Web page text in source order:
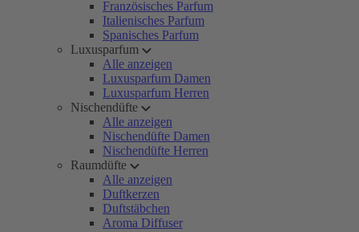
Französisches Parfum
Italienisches Parfum
Spanisches Parfum
Luxusparfum
Alle anzeigen
Luxusparfum Damen
Luxusparfum Herren
Nischendüfte
Alle anzeigen
Nischendüfte Damen
Nischendüfte Herren
Raumdüfte
Alle anzeigen
Duftkerzen
Duftstäbchen
Aroma Diffuser